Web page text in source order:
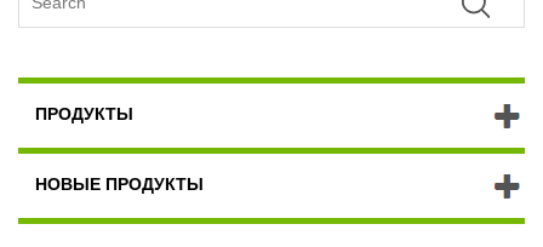
ПРОДУКТЫ
НОВЫЕ ПРОДУКТЫ